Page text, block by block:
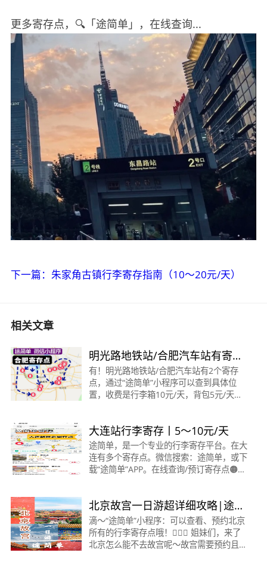
更多寄存点，🔍「途简单」，在线查询...
下一篇：朱家角古镇行李寄存指南（10～20元/天）
相关文章
明光路地铁站/合肥汽车站有寄存
行李的地方吗？怎么收费？
有！明光路地铁站/合肥汽车站有2个寄存
点，通过“途简单”小程序可以查到具体位
置，收费是行李箱10元/天，背包5元/天。2
间：0:01-23:59收费：
大连站行李寄存丨5～10元/天
途简单，是一个专业的行李寄存平台。在大
连有多个寄存点。微信搜索：途简单，或下
载“途简单”APP。在线查询/预订寄存点🟠大
地铁站A口约200米
北京故宫一日游超详细攻略|途简
单
滴～“途简单”小程序：可以查看、预约北京
所有的行李寄存点哦！🙋🏻‍♀️ 姐妹们，来了
北京怎么能不去故宫呢～故宫需要预约且每